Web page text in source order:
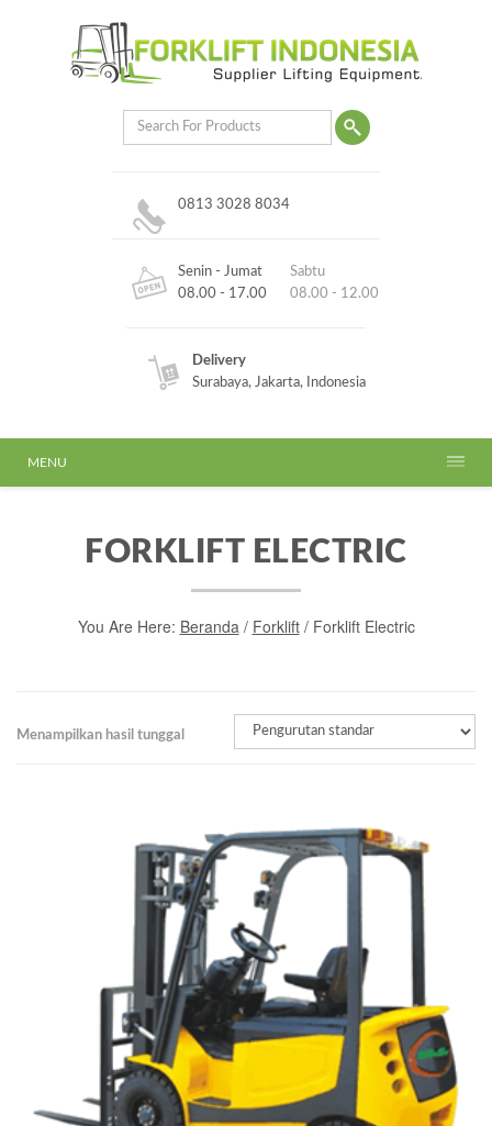
0813 3028 8034
Senin - Jumat
08.00 - 17.00
Sabtu
08.00 - 12.00
Delivery
Surabaya, Jakarta, Indonesia
MENU
FORKLIFT ELECTRIC
You Are Here: Beranda/ Forklift/ Forklift Electric
Menampilkan hasil tunggal